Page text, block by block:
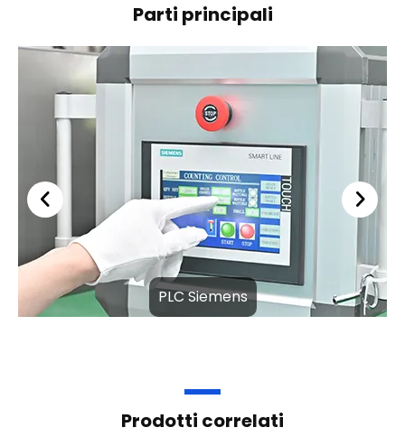
Parti principali
Prodotti correlati